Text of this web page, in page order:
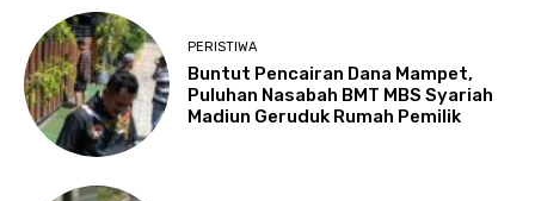
PERISTIWA
Buntut Pencairan Dana Mampet,
Puluhan Nasabah BMT MBS Syariah
Madiun Geruduk Rumah Pemilik